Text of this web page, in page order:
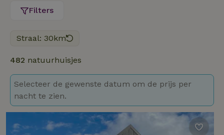
Filters
Straal: 30km
482 natuurhuisjes
Selecteer de gewenste datum om de prijs per
nacht te zien.